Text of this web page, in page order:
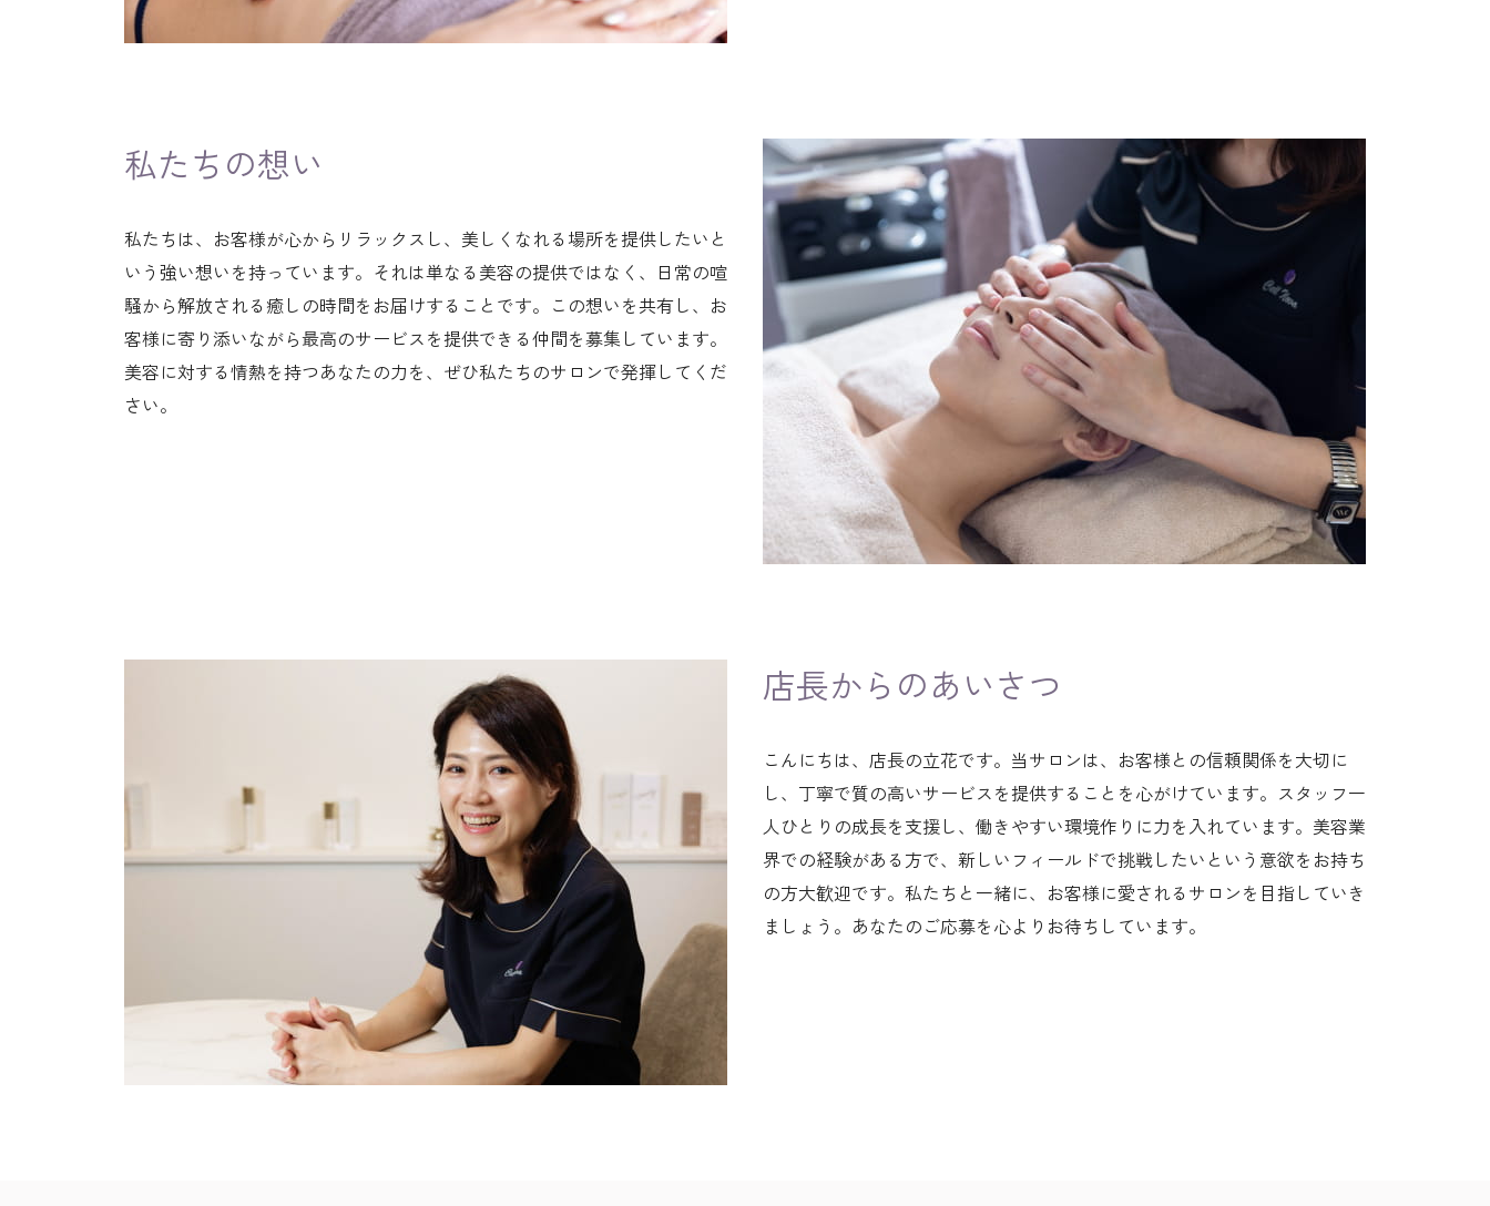
私たちの想い
私たちは、お客様が心からリラックスし、美しくなれる場所を提供したいと
いう強い想いを持っています。それは単なる美容の提供ではなく、日常の喧
騒から解放される癒しの時間をお届けすることです。この想いを共有し、お
客様に寄り添いながら最高のサービスを提供できる仲間を募集しています。
美容に対する情熱を持つあなたの力を、ぜひ私たちのサロンで発揮してくだ
さい。
店長からのあいさつ
こんにちは、店長の立花です。当サロンは、お客様との信頼関係を大切に
し、丁寧で質の高いサービスを提供することを心がけています。スタッフ一
人ひとりの成長を支援し、働きやすい環境作りに力を入れています。美容業
界での経験がある方で、新しいフィールドで挑戦したいという意欲をお持ち
の方大歓迎です。私たちと一緒に、お客様に愛されるサロンを目指していき
ましょう。あなたのご応募を心よりお待ちしています。